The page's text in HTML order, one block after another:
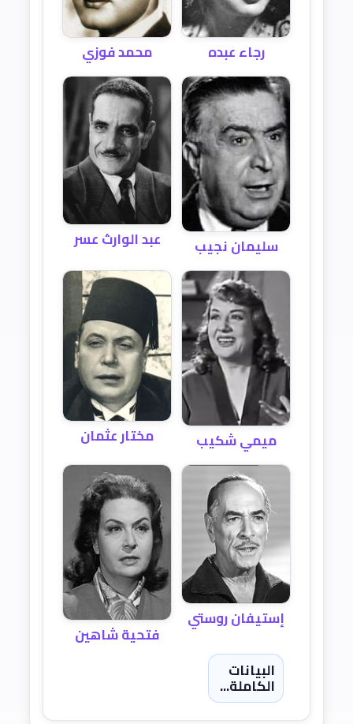
رجاء عبده محمد فوزي
سليمان نجيب عبد الوارث عسر
ميمي شكيب مختار عثمان
إستيفان روستي
فتحية شاهين
البيانات
الكاملة...